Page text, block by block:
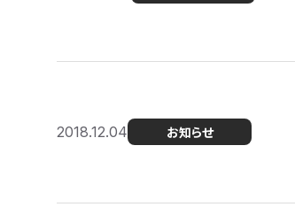
2018.12.04 お知らせ